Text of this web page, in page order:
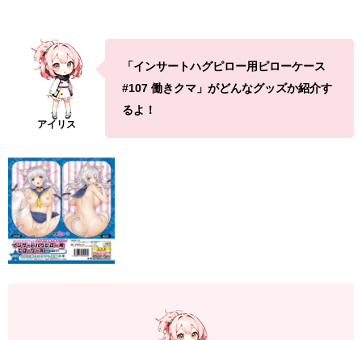
「インサートハグピロー用ピローケース
#107 働きクマ」がどんなグッズか紹介す
るよ！